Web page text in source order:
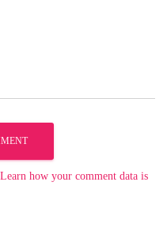
Learn how your comment data is